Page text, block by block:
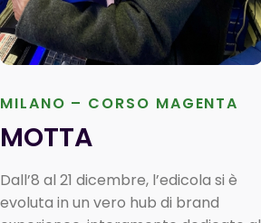
MILANO – CORSO MAGENTA
MOTTA
Dall’8 al 21 dicembre, l’edicola si è
evoluta in un vero hub di brand